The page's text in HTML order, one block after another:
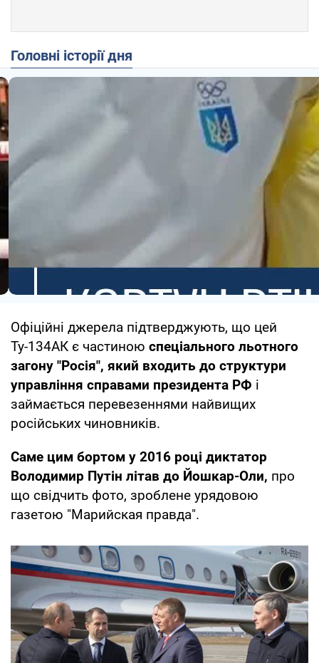
Головні історії дня
Офіційні джерела підтверджують, що цей
Ту-134АК є частиною спеціального льотного
загону "Росія", який входить до структури
управління справами президента РФ і
займається перевезеннями найвищих
російських чиновників.
Саме цим бортом у 2016 році диктатор
Володимир Путін літав до Йошкар-Оли, про
що свідчить фото, зроблене урядовою
газетою "Марийская правда".